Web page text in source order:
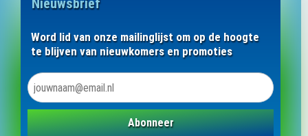
Nieuwsbrief
Word lid van onze mailinglijst om op de hoogte
te blijven van nieuwkomers en promoties
Abonneer